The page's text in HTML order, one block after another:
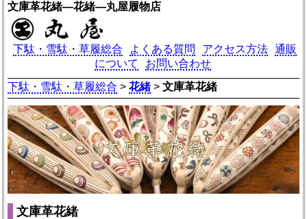
文庫革花緒―花緒―丸屋履物店
下駄・雪駄・草履総合 よくある質問 アクセス方法
通販
について
お問い合わせ
下駄・雪駄・草履総合 >花緒>文庫革花緒
文庫革花緒